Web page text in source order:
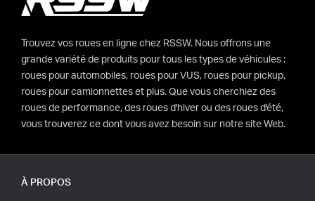
À PROPOS
Trouvez vos roues en ligne chez RSSW. Nous offrons une
grande variété de produits pour tous les types de véhicules :
roues pour automobiles, roues pour VUS, roues pour pickup,
roues pour camionnettes et plus. Que vous cherchiez des
roues de performance, des roues d'hiver ou des roues d'été,
vous trouverez ce dont vous avez besoin sur notre site Web.